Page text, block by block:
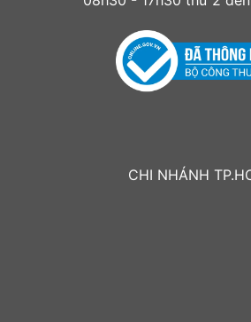
CHI NHÁNH